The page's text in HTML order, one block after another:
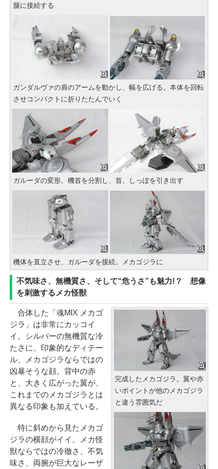
腿に接続する
ガンダルヴァの肩のアームを動かし、幅を広げる。本体を回転
させコンパクトに折りたたんでいく
ガルーダの変形。機首を分割し、首、しっぽを引き出す
機体を直立させ、ガルーダを接続。メカゴジラに
不気味さ、無機質さ、そして“危うさ”も魅力!？ 想像
を刺激するメカ怪獣
完成したメカゴジラ。翼や赤
いポイントが他のメカゴジラ
と違う雰囲気だ
合体した「魂MIX メカゴ
ジラ」は非常にカッコイ
イ。シルバーの無機質な冷
たさに、印象的なディテー
ル、メカゴジラならではの
凶暴そうな顔。背中の赤
と、大きく広がった翼が、
これまでのメカゴジラとは
異なる印象も加えている。
特に斜めから見たメカゴ
ジラの横顔がイイ。メカ怪
獣ならではの冷徹さ、不気
味さ、両腕が巨大なレーザ